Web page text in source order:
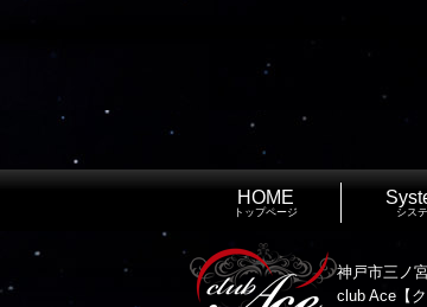
HOME
トップページ シス
神戸市三ノ
club Ace【